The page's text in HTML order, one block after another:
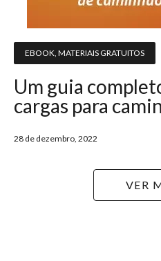
EBOOK, MATERIAIS GRATUITOS
Um guia
cargas para
28 de dezembro, 2022
VER